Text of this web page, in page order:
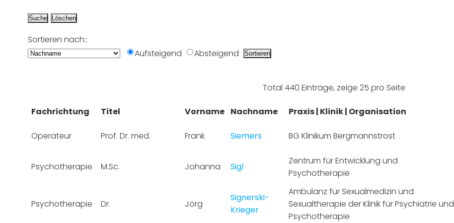
Sortieren nach::
Aufsteigend
Absteigend
Total 440 Einträge, zeige 25 pro Seite
Fachrichtung Titel Vorname Nachname Praxis | Klinik | Organisation
Operateur Prof. Dr. med. Frank Siemers BG Klinikum Bergmannstrost
Psychotherapie M.Sc. Johanna Sigl
Zentrum für Entwicklung und
Psychotherapie
Psychotherapie Dr. Jörg
Signerski-
Krieger
Ambulanz für Sexualmedizin und
Sexualtherapie der Klinik für Psychiatrie und
Psychotherapie